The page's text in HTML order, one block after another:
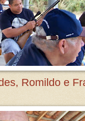
Romildo e